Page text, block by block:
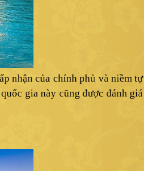
nhận của chính phủ và niềm tự
gia này cũng được đánh giá